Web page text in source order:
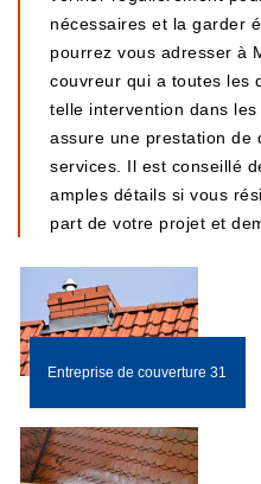
nécessaires et la garder
pourrez vous adresser à
couvreur qui a toutes les
telle intervention dans
assure une prestation de
services. Il est conseillé
amples détails si vous
part de votre projet et
Entreprise de couverture 31